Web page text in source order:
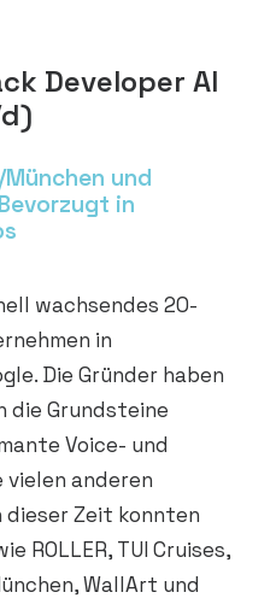
Developer AI
und
in
wachsendes 20-
in
Die Gründer haben
die Grundsteine
Voice- und
anderen
dieser Zeit konnten
ROLLER, TUI Cruises,
WallArt und